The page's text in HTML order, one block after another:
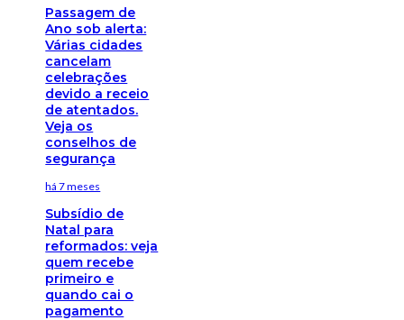
Passagem de
Ano sob alerta:
Várias cidades
cancelam
celebrações
devido a receio
de atentados.
Veja os
conselhos de
segurança
há 7 meses
Subsídio de
Natal para
reformados: veja
quem recebe
primeiro e
quando cai o
pagamento